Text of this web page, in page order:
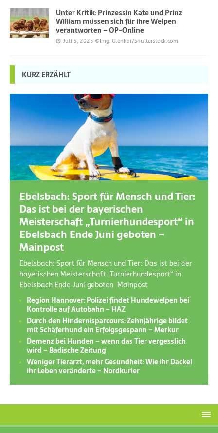
Unter Kritik: Prinzessin Kate und Prinz
William müssen sich für ihre Welpen
verantworten – OP-Online
Juli 5, 2025 ©Img. Glenkar/Shutterstock.com
KURZ ERZÄHLT
Ebelsbach: Sport für Mensch und Tier:
Das ist bei der bayerischen
Meisterschaft „Turnierhundesport“ in
Ebelsbach Ende Juni geboten –
Mainpost
Ebelsbach: Sport für Mensch und Tier: Das ist bei der
bayerischen Meisterschaft „Turnierhundesport“ in
Ebelsbach Ende Juni geboten Mainpost
Region Hannover: Polizei findet Hundewelpen bei
Kontrolle auf Autobahn – HAZ
Durch den Hindernisparcours: Zehnjährige bildet
mit Schäferhund ein Erfolgsgespann – Merkur
Demenz bei Hunden – wenn das Tier vergesslich
wird – Badische Zeitung
Weniger Tierarzt, mehr Gesundheit: Wie ihr Dackel
ihr Leben veränderte – Nordkurier